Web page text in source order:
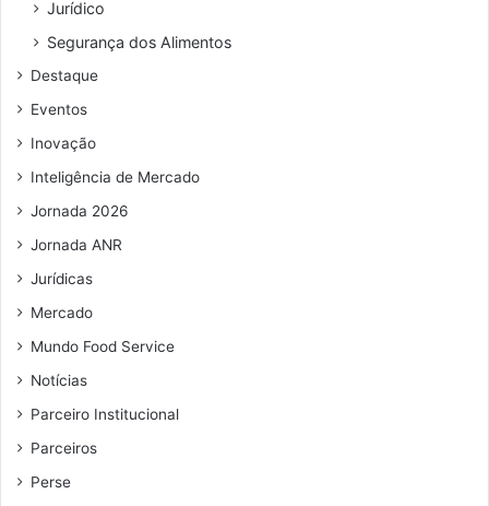
Jurídico
Segurança dos Alimentos
Destaque
Eventos
Inovação
Inteligência de Mercado
Jornada 2026
Jornada ANR
Jurídicas
Mercado
Mundo Food Service
Notícias
Parceiro Institucional
Parceiros
Perse